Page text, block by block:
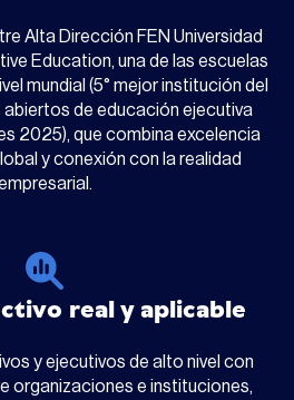
Alta Dirección FEN Universidad
Education, una de las escuelas
mundial (5° mejor institución del
abiertos de educación ejecutiva
2025), que combina excelencia
y conexión con la realidad
real y aplicable
y ejecutivos de alto nivel con
organizaciones e instituciones,